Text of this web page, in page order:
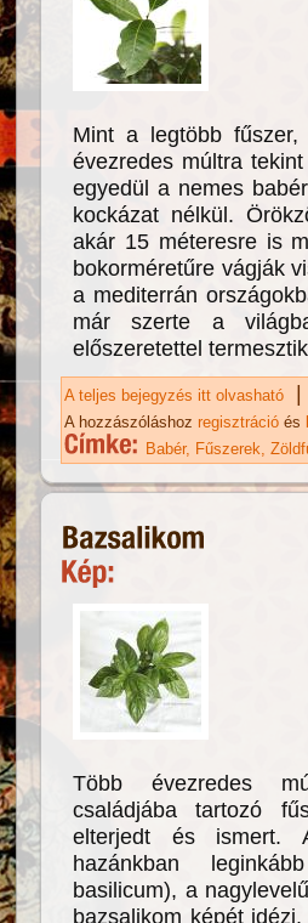
Mint a legtöbb
évezredes múltra
egyedül a nemes
kockázat nélkül.
akár 15 méteresre is
bokorméretűre vágják
a mediterrán
már szerte a
előszeretettel
A teljes bejegyzés itt olvasható |
A hozzászóláshoz regisztráció és
Babér
Fűszerek
Több évezredes
családjába tartozó
elterjedt és ismert.
hazánkban
basilicum), a
bazsalikom képét